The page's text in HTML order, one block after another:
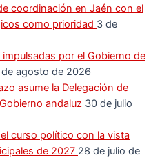
coordinación en Jaén con el
como prioridad 3 de
por el Gobierno de
de agosto de 2026
asume la Delegación de
andaluz 30 de julio
curso político con la vista
de 2027 28 de julio de